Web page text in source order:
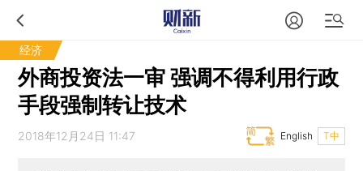
经济
外商投资法一审 强调不得利用行政
手段强制转让技术
2018年12月24日 11:47 T中
English